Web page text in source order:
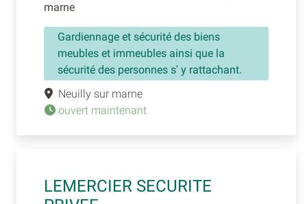
marne
Gardiennage et sécurité des biens
meubles et immeubles ainsi que la
sécurité des personnes s' y rattachant.
Neuilly sur marne
ouvert maintenant
LEMERCIER SECURITE